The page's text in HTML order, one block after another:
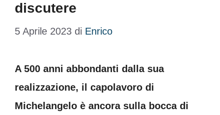
discutere
5 Aprile 2023 di Enrico
A 500 anni abbondanti dalla sua
realizzazione, il capolavoro di
Michelangelo è ancora sulla bocca di